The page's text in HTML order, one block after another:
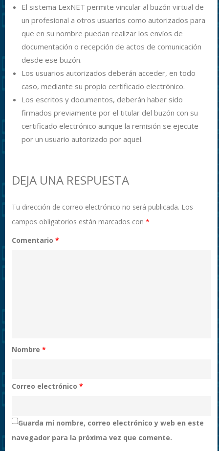
El sistema LexNET permite vincular al buzón virtual de
un profesional a otros usuarios como autorizados para
que en su nombre puedan realizar los envíos de
documentación o recepción de actos de comunicación
desde ese buzón.
Los usuarios autorizados deberán acceder, en todo
caso, mediante su propio certificado electrónico.
Los escritos y documentos, deberán haber sido
firmados previamente por el titular del buzón con su
certificado electrónico aunque la remisión se ejecute
por un usuario autorizado por aquel.
DEJA UNA RESPUESTA
Tu dirección de correo electrónico no será publicada. Los
campos obligatorios están marcados con *
Comentario *
Nombre *
Correo electrónico *
Guarda mi nombre, correo electrónico y web en este
navegador para la próxima vez que comente.